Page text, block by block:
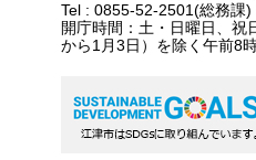
Tel : 0855-52-2501(総務
開庁時間：土・日曜日、祝
から1月3日）を除く午前8